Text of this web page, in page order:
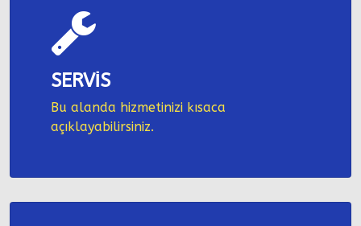
SERVİS
Bu alanda hizmetinizi kısaca
açıklayabilirsiniz.